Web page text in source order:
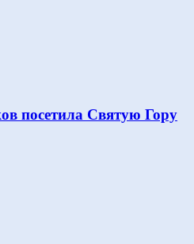
посетила Святую Гору